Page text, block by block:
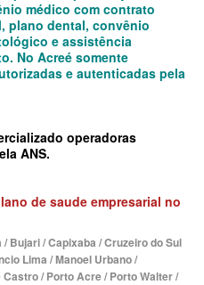
EMPRESARIAL
EMPRESARIAL
médico com contrato
plano dental, convênio
e assistência
No Acreé somente
e autenticadas pela
operadoras
ANS.
de saude empresarial no
Bujari / Capixaba / Cruzeiro do Sul
Lima / Manoel Urbano /
/ Porto Acre / Porto Walter /